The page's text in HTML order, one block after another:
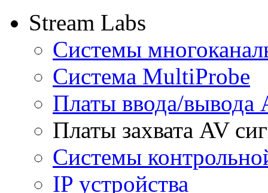
Stream Labs
Системы
Система MultiProbe
Платы ввода/вывода
Платы захвата AV
Системы
IP устройства